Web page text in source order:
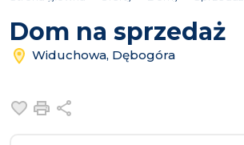
Dom na sprzedaż
Widuchowa, Dębogóra
Dodaj do ulubionych
Drukuj